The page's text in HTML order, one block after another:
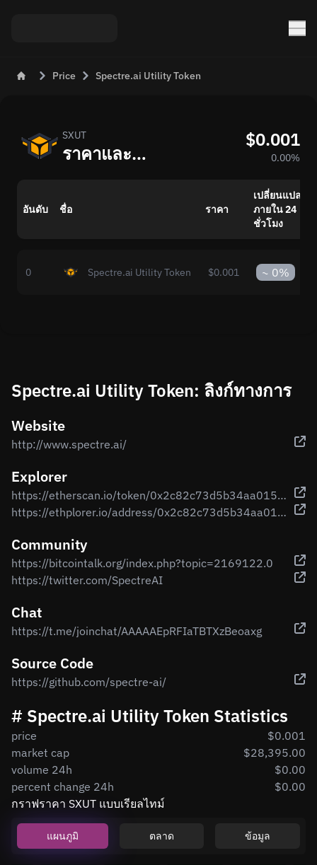
Price Spectre.ai Utility Token
SXUT
ราคาและอัตราแบบสดของ Spectre.ai Utility Token (SXUT) วันนี้
$0.001
0.00%
อันดับ ชื่อ ราคา
เปลี่ยนแปลง
ภายใน 24
ชั่วโมง
0 Spectre.ai Utility Token $0.001 ~ 0%
Spectre.ai Utility Token: ลิงก์ทางการ
Website
http://www.spectre.ai/
Explorer
https://etherscan.io/token/0x2c82c73d5b34aa015989462b2948cd616a37641f
https://ethplorer.io/address/0x2c82c73d5b34aa015989462b2948cd616a37641f
Community
https://bitcointalk.org/index.php?topic=2169122.0
https://twitter.com/SpectreAI
Chat
https://t.me/joinchat/AAAAAEpRFIaTBTXzBeoaxg
Source Code
https://github.com/spectre-ai/
# Spectre.ai Utility Token Statistics
price
$0.001
market cap
$28,395.00
volume 24h
$0.00
percent change 24h
$0.00
กราฟราคา SXUT แบบเรียลไทม์
แผนภูมิ ตลาด ข้อมูล